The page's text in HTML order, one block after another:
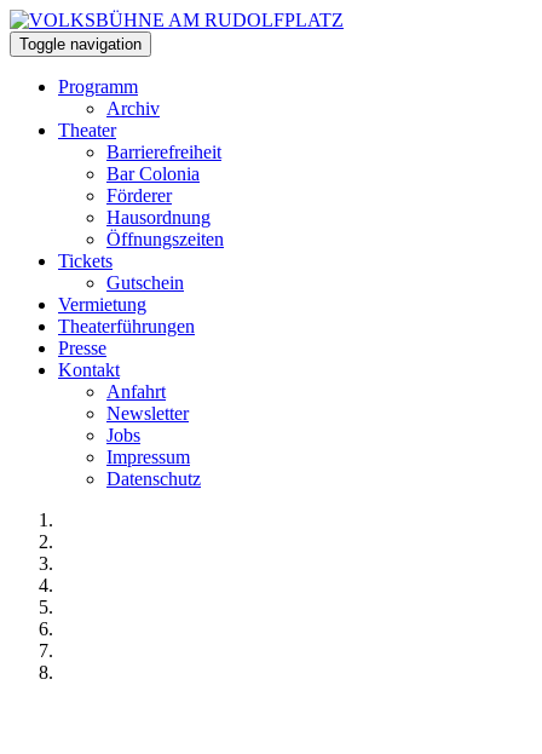
Toggle navigation
Programm
Archiv
Theater
Barrierefreiheit
Bar Colonia
Förderer
Hausordnung
Öffnungszeiten
Tickets
Gutschein
Vermietung
Theaterführungen
Presse
Kontakt
Anfahrt
Newsletter
Jobs
Impressum
Datenschutz